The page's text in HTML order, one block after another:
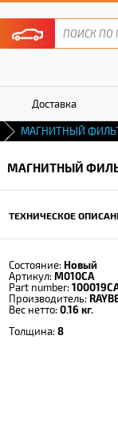
Доставка
МАГНИТНЫЙ
МАГНИТНЫЙ
ТЕХНИЧЕСКОЕ
Состояние: Новый
Артикул: M010CA
Part number:
Производитель:
Вес нетто: 0.16 кг.
Толщина: 8